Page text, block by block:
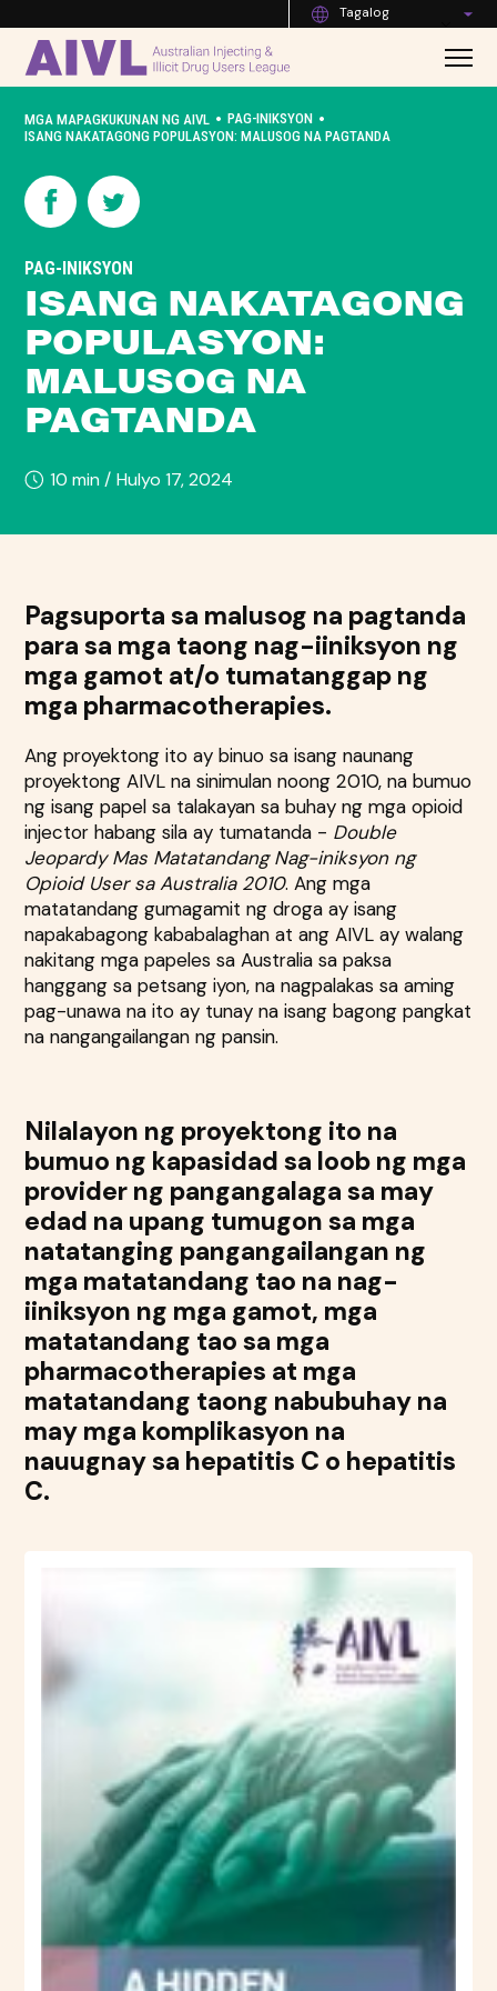
Tagalog
MGA MAPAGKUKUNAN NG AIVL • PAG-INIKSYON •
ISANG NAKATAGONG POPULASYON: MALUSOG NA PAGTANDA
PAG-INIKSYON
ISANG NAKATAGONG
POPULASYON:
MALUSOG NA
PAGTANDA
10 min / Hulyo 17, 2024
Pagsuporta sa malusog na pagtanda
para sa mga taong nag-iiniksyon ng
mga gamot at/o tumatanggap ng
mga pharmacotherapies.
Ang proyektong ito ay binuo sa isang naunang
proyektong AIVL na sinimulan noong 2010, na bumuo
ng isang papel sa talakayan sa buhay ng mga opioid
injector habang sila ay tumatanda - Double
Jeopardy Mas Matatandang Nag-iniksyon ng
Opioid User sa Australia 2010. Ang mga
matatandang gumagamit ng droga ay isang
napakabagong kababalaghan at ang AIVL ay walang
nakitang mga papeles sa Australia sa paksa
hanggang sa petsang iyon, na nagpalakas sa aming
pag-unawa na ito ay tunay na isang bagong pangkat
na nangangailangan ng pansin.
Nilalayon ng proyektong ito na
bumuo ng kapasidad sa loob ng mga
provider ng pangangalaga sa may
edad na upang tumugon sa mga
natatanging pangangailangan ng
mga matatandang tao na nag-
iiniksyon ng mga gamot, mga
matatandang tao sa mga
pharmacotherapies at mga
matatandang taong nabubuhay na
may mga komplikasyon na
nauugnay sa hepatitis C o hepatitis
C.